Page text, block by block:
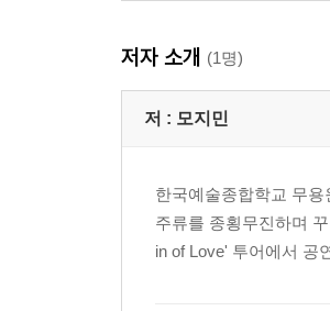
저자 소개 (1명)
저 : 모지민
한국예술종합학교 무
주류를 종횡무진하며
in of Love' 투어에서 공